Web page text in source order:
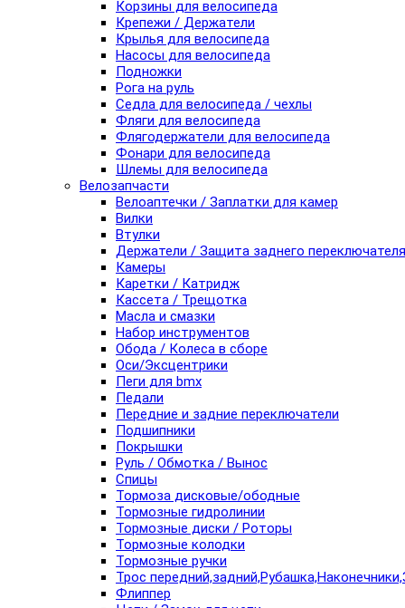
Корзины для велосипеда
Крепежи / Держатели
Крылья для велосипеда
Насосы для велосипеда
Подножки
Рога на руль
Седла для велосипеда / чехлы
Фляги для велосипеда
Флягодержатели для велосипеда
Фонари для велосипеда
Шлемы для велосипеда
Велозапчасти
Велоаптечки / Заплатки для камер
Вилки
Втулки
Держатели / Защита заднего переключателя
Камеры
Каретки / Катридж
Кассета / Трещотка
Масла и смазки
Набор инструментов
Обода / Колеса в сборе
Оси/Эксцентрики
Пеги для bmx
Педали
Передние и задние переключатели
Подшипники
Покрышки
Руль / Обмотка / Вынос
Спицы
Тормоза дисковые/ободные
Тормозные гидролинии
Тормозные диски / Роторы
Тормозные колодки
Тормозные ручки
Трос
Флиппер